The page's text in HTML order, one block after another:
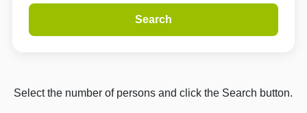
Search
Select the number of persons and click the Search button.